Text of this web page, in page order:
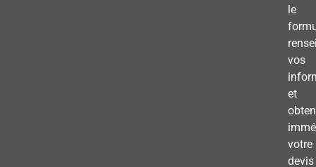
le
vos
et
votre
devis